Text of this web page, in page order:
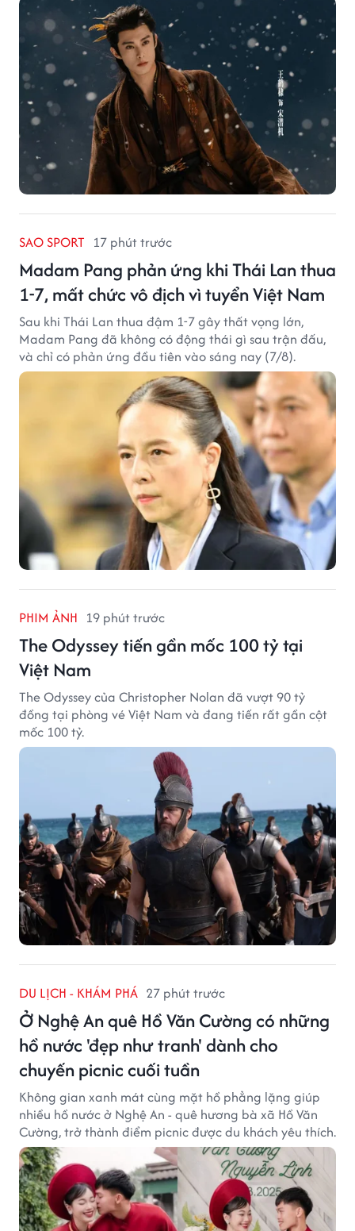
SAO SPORT 17 phút trước
Madam Pang phản ứng khi Thái Lan thua
1-7, mất chức vô địch vì tuyển Việt Nam
Sau khi Thái Lan thua đậm 1-7 gây thất vọng lớn,
Madam Pang đã không có động thái gì sau trận đấu,
và chỉ có phản ứng đầu tiên vào sáng nay (7/8).
PHIM ẢNH 19 phút trước
The Odyssey tiến gần mốc 100 tỷ tại
Việt Nam
The Odyssey của Christopher Nolan đã vượt 90 tỷ
đồng tại phòng vé Việt Nam và đang tiến rất gần cột
mốc 100 tỷ.
DU LỊCH - KHÁM PHÁ 27 phút trước
Ở Nghệ An quê Hồ Văn Cường có những
hồ nước 'đẹp như tranh' dành cho
chuyến picnic cuối tuần
Không gian xanh mát cùng mặt hồ phẳng lặng giúp
nhiều hồ nước ở Nghệ An - quê hương bà xã Hồ Văn
Cường, trở thành điểm picnic được du khách yêu thích.